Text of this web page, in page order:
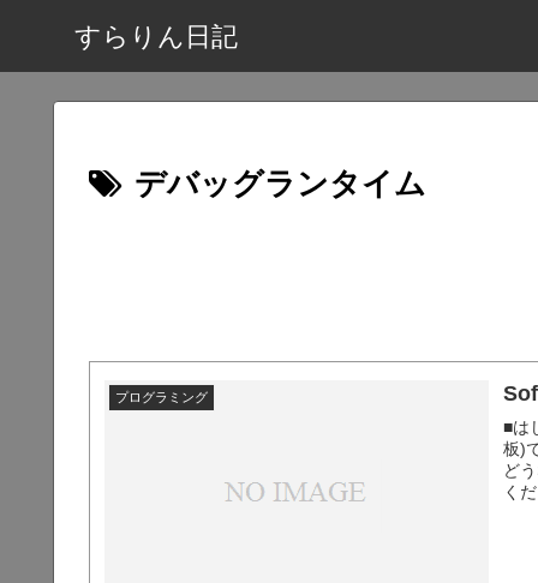
すらりん日記
デバッグランタイム
プログラミング
■は
板)
ど
く